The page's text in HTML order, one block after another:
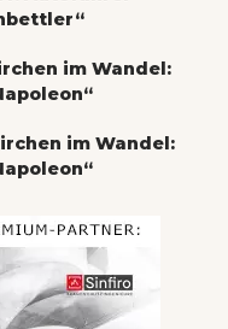
im Wandel:
im Wandel: